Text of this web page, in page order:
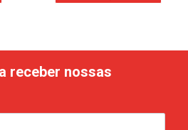
receber nossas